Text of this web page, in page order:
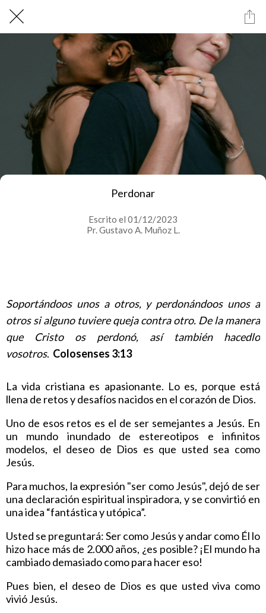
Perdonar
Escrito el 01/12/2023
Pr. Gustavo A. Muñoz L.
Soportándoos unos a otros, y perdonándoos unos a
otros si alguno tuviere queja contra otro. De la manera
que Cristo os perdonó, así también hacedlo
vosotros. Colosenses 3:13
La vida cristiana es apasionante. Lo es, porque está
llena de retos y desafíos nacidos en el corazón de Dios.
Uno de esos retos es el de ser semejantes a Jesús. En
un mundo inundado de estereotipos e infinitos
modelos, el deseo de Dios es que usted sea como
Jesús.
Para muchos, la expresión "ser como Jesús", dejó de ser
una declaración espiritual inspiradora, y se convirtió en
una idea “fantástica y utópica”.
Usted se preguntará: Ser como Jesús y andar como Él lo
hizo hace más de 2.000 años, ¿es posible? ¡El mundo ha
cambiado demasiado como para hacer eso!
Pues bien, el deseo de Dios es que usted viva como
vivió Jesús.